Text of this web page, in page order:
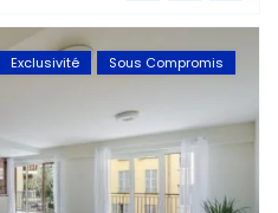
Exclusivité Sous Compromis